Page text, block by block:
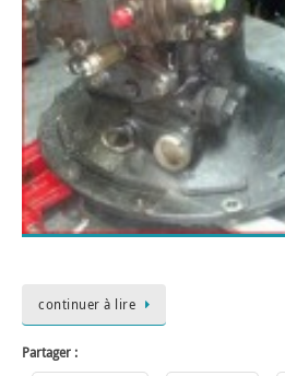
continuer à lire
Partager :